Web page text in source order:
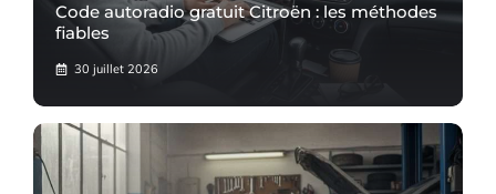
Code autoradio gratuit Citroën : les méthodes
fiables
30 juillet 2026